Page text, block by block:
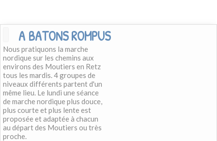
A BATONS ROMPUS
Nous pratiquons la marche
nordique sur les chemins aux
environs des Moutiers en Retz
tous les mardis. 4 groupes de
niveaux différents partent d'un
même lieu. Le lundi une séance
de marche nordique plus douce,
plus courte et plus lente est
proposée et adaptée à chacun
au départ des Moutiers ou très
proche.